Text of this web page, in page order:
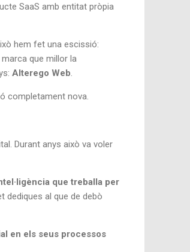
SaaS amb entitat pròpia
hem fet una escissió:
que millor la
Alterego Web
completament nova.
Durant anys això va voler
que treballa per
dediques al que de debò
en els seus processos